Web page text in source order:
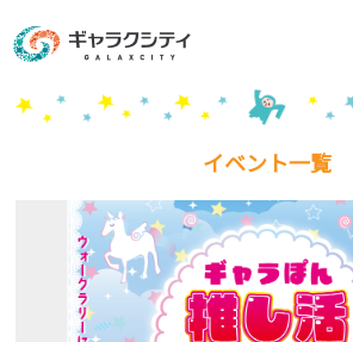
施設案内
こども
西新井
施設貸出･団体利用
こどもみーてぃんぐ
イベント一覧